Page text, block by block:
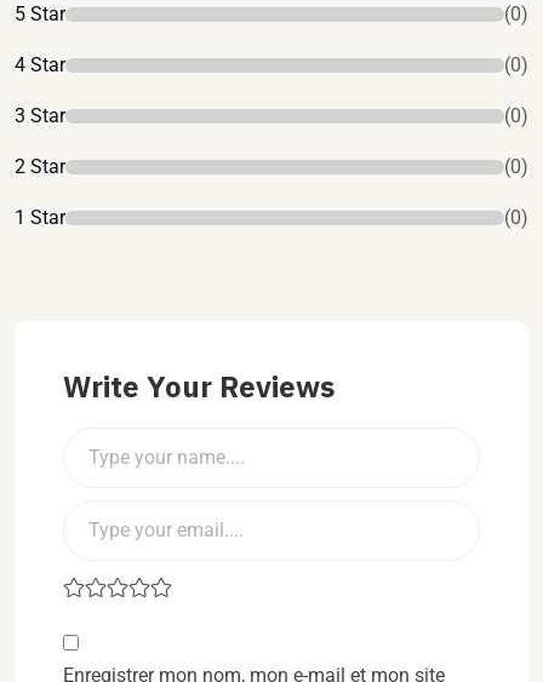
5 Star (0)
4 Star (0)
3 Star (0)
2 Star (0)
1 Star (0)
Write Your Reviews
Enregistrer mon nom, mon e-mail et mon site